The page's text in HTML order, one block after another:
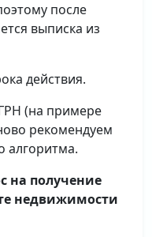
после
выписка из
действия.
(на примере
рекомендуем
алгоритма.
на получение
недвижимости